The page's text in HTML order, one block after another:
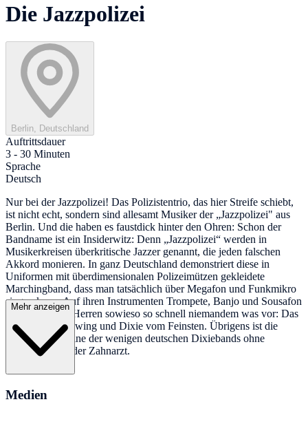
Die Jazzpolizei
Berlin, Deutschland
Auftrittsdauer
3 - 30 Minuten
Sprache
Deutsch
Nur bei der Jazzpolizei! Das Polizistentrio, das hier Streife schiebt,
ist nicht echt, sondern sind allesamt Musiker der „Jazzpolizei" aus
Berlin. Und die haben es faustdick hinter den Ohren: Schon der
Bandname ist ein Insiderwitz: Denn „Jazzpolizei“ werden in
Musikerkreisen überkritische Jazzer genannt, die jeden falschen
Akkord monieren. In ganz Deutschland demonstriert diese in
Uniformen mit überdimensionalen Polizeimützen gekleidete
Marchingband, dass man tatsächlich über Megafon und Funkmikro
singen kann. Auf ihren Instrumenten Trompete, Banjo und Sousafon
macht den drei Herren sowieso so schnell niemandem was vor: Das
ist akustischer Swing und Dixie vom Feinsten. Übrigens ist die
Jazzpolizei ist eine der wenigen deutschen Dixiebands ohne
Rechtsanwalt oder Zahnarzt.
Mehr anzeigen
Medien